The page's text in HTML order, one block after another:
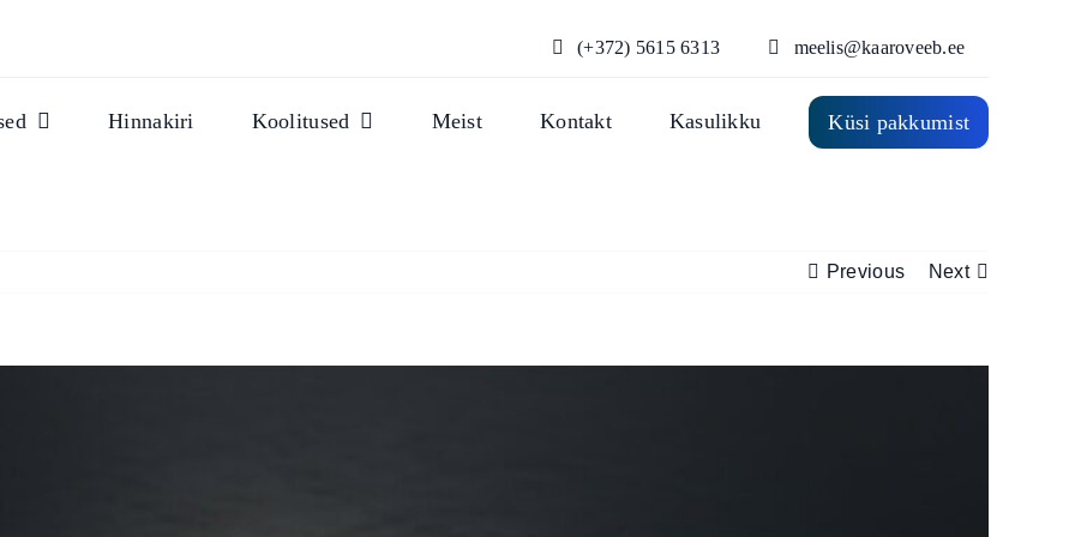
(+372) 5615 6313 meelis@kaaroveeb.ee
Hinnakiri Koolitused Meist Kontakt Kasulikku Küsi pakkumist
Previous Next